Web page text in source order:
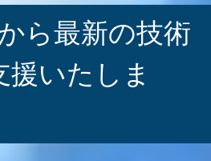
ら最新の技術
援いたしま